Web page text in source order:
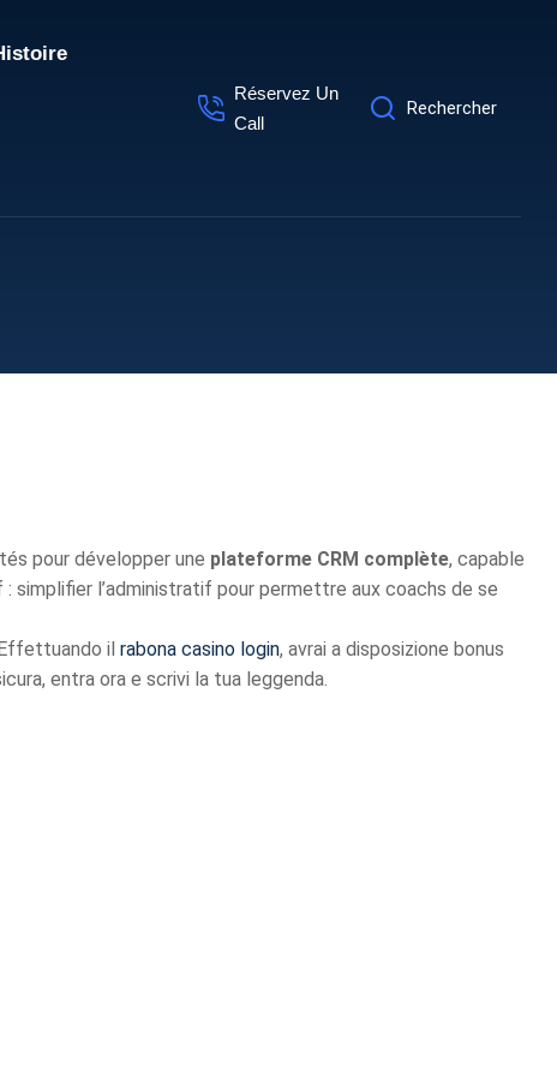
Réservez Un
Call
Rechercher
pour développer une plateforme CRM complète, capable
simplifier l’administratif pour permettre aux coachs de se
il rabona casino login, avrai a disposizione bonus
entra ora e scrivi la tua leggenda.